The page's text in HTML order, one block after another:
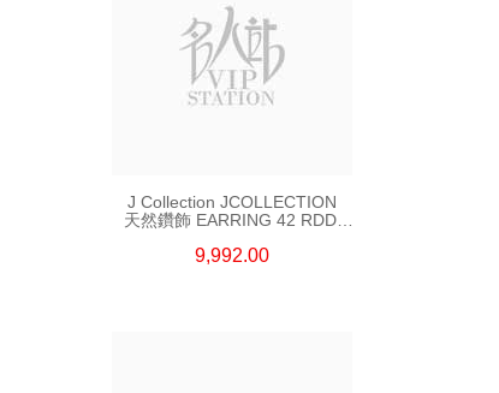
J Collection JCOLLECTION
天然鑽飾 EARRING 42 RDDI
9,992.00